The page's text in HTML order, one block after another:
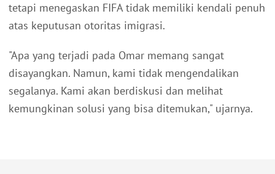
tetapi menegaskan FIFA tidak memiliki kendali penuh
atas keputusan otoritas imigrasi.
"Apa yang terjadi pada Omar memang sangat
disayangkan. Namun, kami tidak mengendalikan
segalanya. Kami akan berdiskusi dan melihat
kemungkinan solusi yang bisa ditemukan," ujarnya.